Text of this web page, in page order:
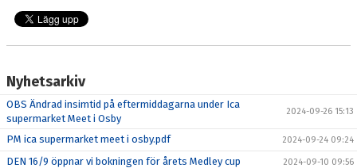
Nyhetsarkiv
OBS Ändrad insimtid på eftermiddagarna under Ica
supermarket Meet i Osby
2024-09-26 15:13
PM ica supermarket meet i osby.pdf 2024-09-24 09:24
DEN 16/9 öppnar vi bokningen för årets Medley cup 2024-09-10 09:56